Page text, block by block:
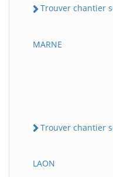
Trouver chantier
MARNE
Trouver chantier
LAON